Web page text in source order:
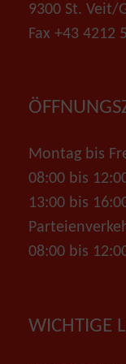
9300 St. Veit/
Fax +43 4212
Montag bis
08:00 bis
13:00 bis
08:00 bis
WICHTIGE